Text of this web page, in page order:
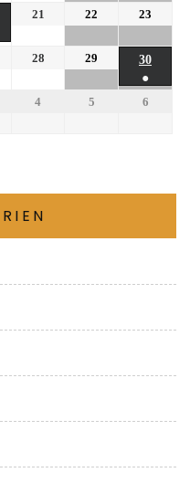
21 22 23
28 29
30
●
4 5 6